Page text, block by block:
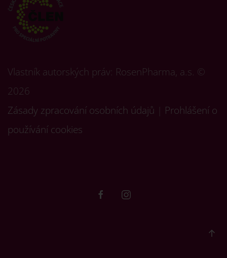
Vlastník autorských práv: RosenPharma, a.s. ©
2026
Zásady zpracování osobních údajů
Prohlášení o
používání cookies